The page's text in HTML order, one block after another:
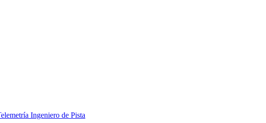
Ingeniero de Pista